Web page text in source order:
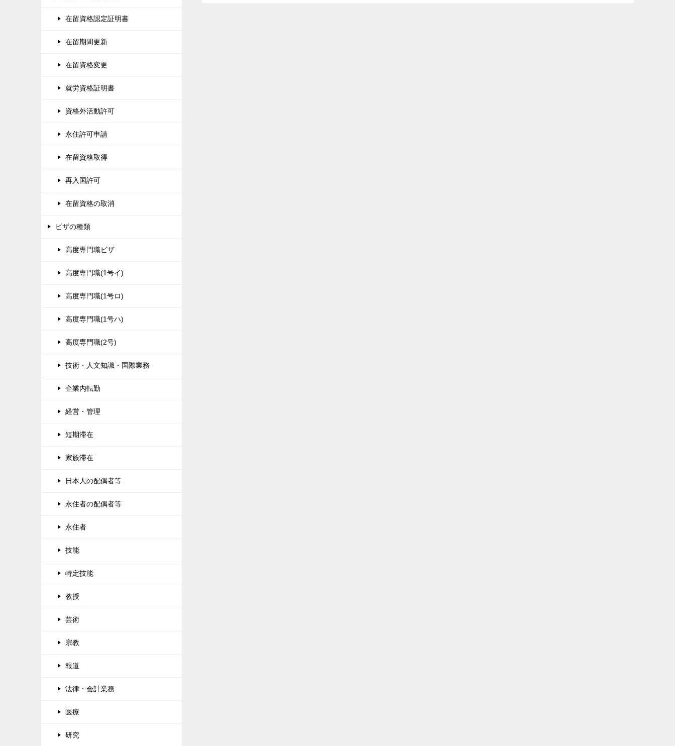
在留資格認定証明書
在留期間更新
在留資格変更
就労資格証明書
資格外活動許可
永住許可申請
在留資格取得
再入国許可
在留資格の取消
ビザの種類
高度専門職ビザ
高度専門職(1号イ)
高度専門職(1号ロ)
高度専門職(1号ハ)
高度専門職(2号)
技術・人文知識・国際業務
企業内転勤
経営・管理
短期滞在
家族滞在
日本人の配偶者等
永住者の配偶者等
永住者
技能
特定技能
教授
芸術
宗教
報道
法律・会計業務
医療
研究